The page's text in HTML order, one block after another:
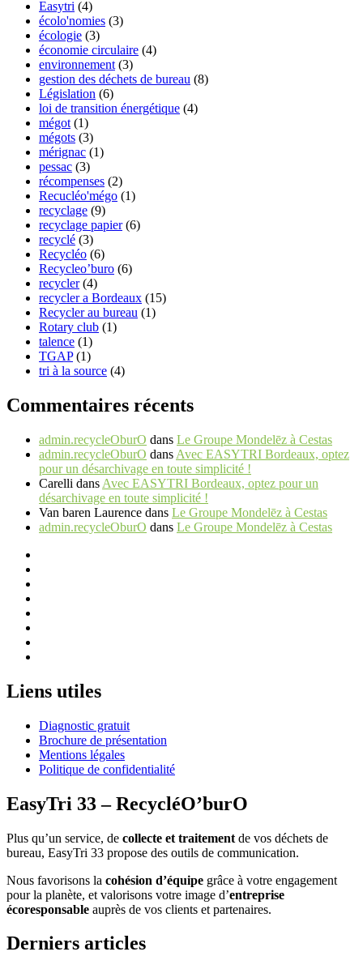
Easytri (4)
écolo'nomies (3)
écologie (3)
économie circulaire (4)
environnement (3)
gestion des déchets de bureau (8)
Législation (6)
loi de transition énergétique (4)
mégot (1)
mégots (3)
mérignac (1)
pessac (3)
récompenses (2)
Recucléo'mégo (1)
recyclage (9)
recyclage papier(6)
recyclé (3)
Recycléo (6)
Recycleo’buro (6)
recycler(4)
recycler a Bordeaux (15)
Recycler au bureau (1)
Rotary club (1)
talence (1)
TGAP(1)
tri à la source (4)
Commentaires récents
admin.recycleOburO dans Le Groupe Mondelēz à Cestas
admin.recycleOburO dans Avec EASYTRI Bordeaux, optez
pour un désarchivage en toute simplicité !
Carelli dans Avec EASYTRI Bordeaux, optez pour un
désarchivage en toute simplicité !
Van baren Laurence dans Le Groupe Mondelēz à Cestas
admin.recycleOburO dans Le Groupe Mondelēz à Cestas
Liens utiles
Diagnostic gratuit
Brochure de présentation
Mentions légales
Politique de confidentialité
EasyTri 33 – RecycléO’burO
Plus qu’un service, de collecte et traitement de vos déchets de
bureau, EasyTri 33 propose des outils de communication.
Nous favorisons la cohésion d’équipe grâce à votre engagement
pour la planète, et valorisons votre image d’entreprise
écoresponsable auprès de vos clients et partenaires.
Derniers articles